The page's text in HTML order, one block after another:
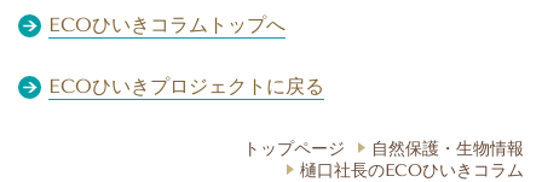
ECOひいきコラムトップへ
ECOひいきプロジェクトに戻る
トップページ
自然保護・生物情報
樋口社長のECOひいきコラム